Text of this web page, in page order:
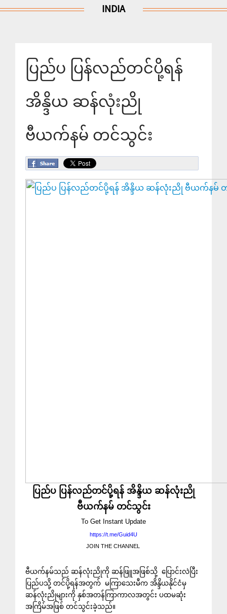
INDIA
ပြည်ပ ပြန်လည်တင်ပို့ရန်
အိန္ဒိယ ဆန်လုံးညို
ဗီယက်နမ် တင်သွင်း
ပြည်ပ ပြန်လည်တင်ပို့ရန် အိန္ဒိယ ဆန်လုံးညို
ဗီယက်နမ် တင်သွင်း
To Get Instant Update
https://t.me/Guid4U
JOIN THE CHANNEL
ဗီယက်နမ်သည် ဆန်လုံးညိုကို ဆန်ဖြူအဖြစ်သို့ ပြောင်းလဲပြီး
ပြည်ပသို့ တင်ပို့ရန်အတွက် မကြာသေးမီက အိန္ဒိယနိုင်ငံမှ
ဆန်လုံးညိုများကို နှစ်‌အတန်ကြာကာလအတွင်း ပထမဆုံး
အကြိမ်အဖြစ် တင်သွင်းခဲ့သည်။